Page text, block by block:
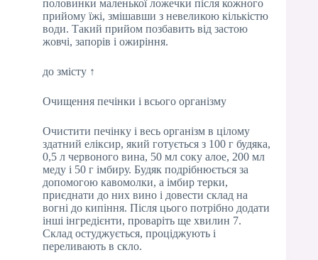
половинки маленької ложечки після кожного
прийому їжі, змішавши з невеликою кількістю
води. Такий прийом позбавить від застою
жовчі, запорів і ожиріння.
до змісту ↑
Очищення печінки і всього організму
Очистити печінку і весь організм в цілому
здатний еліксир, який готується з 100 г будяка,
0,5 л червоного вина, 50 мл соку алое, 200 мл
меду і 50 г імбиру. Будяк подрібнюється за
допомогою кавомолки, а імбир терки,
приєднати до них вино і довести склад на
вогні до кипіння. Після цього потрібно додати
інші інгредієнти, проваріть ще хвилин 7.
Склад остуджується, проціджують і
переливають в скло.